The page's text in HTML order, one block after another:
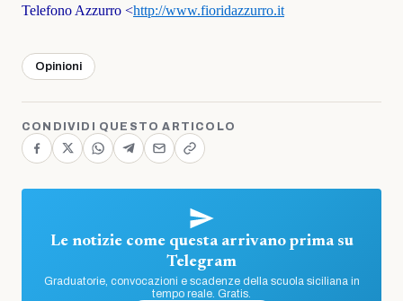
Telefono Azzurro <http://www.fioridazzurro.it
Opinioni
CONDIVIDI QUESTO ARTICOLO
Le notizie come questa arrivano prima su
Telegram
Graduatorie, convocazioni e scadenze della scuola siciliana in
tempo reale. Gratis.